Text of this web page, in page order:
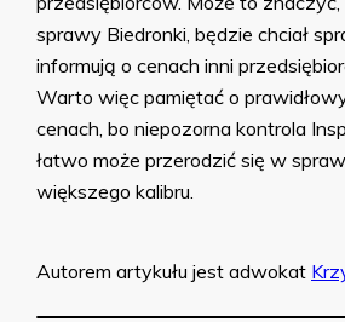
sprawy Biedronki, będzie chciał
informują o cenach inni
Warto więc pamiętać o
cenach, bo niepozorna kontrola
łatwo może przerodzić się w
większego kalibru.
Autorem artykułu jest adwokat